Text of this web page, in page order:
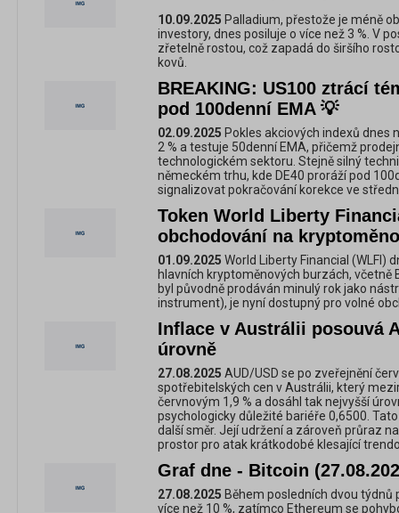
10.09.2025 Palladium, přestože je méně
investory, dnes posiluje o více než 3 %. V
zřetelně rostou, což zapadá do širšího
kovů.
BREAKING: US100 ztrácí
pod 100denní EMA 💡
02.09.2025 Pokles akciových indexů dnes
2 % a testuje 50denní EMA, přičemž
technologickém sektoru. Stejně silný
německém trhu, kde DE40 proráží pod
signalizovat pokračování korekce ve
Token World Liberty
obchodování na
01.09.2025 World Liberty Financial (WLFI)
hlavních kryptoměnových burzách, včetně
byl původně prodáván minulý rok jako
instrument), je nyní dostupný pro volné
Inflace v Austrálii posouvá
úrovně
27.08.2025 AUD/USD se po zveřejnění
spotřebitelských cen v Austrálii, který
červnovým 1,9 % a dosáhl tak nejvyšší
psychologicky důležité bariéře 0,6500.
další směr. Její udržení a zároveň průraz
prostor pro atak krátkodobé klesající
Graf dne - Bitcoin
27.08.2025 Během posledních dvou
více než 10 %, zatímco Ethereum se